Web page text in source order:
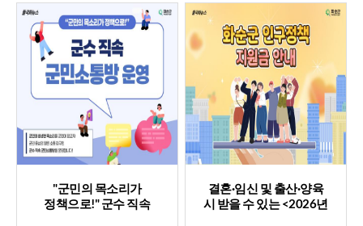
"군민의 목소리가
정책으로!" 군수 직속
결혼·임신 및 출산·양육
시 받을 수 있는 <2026년